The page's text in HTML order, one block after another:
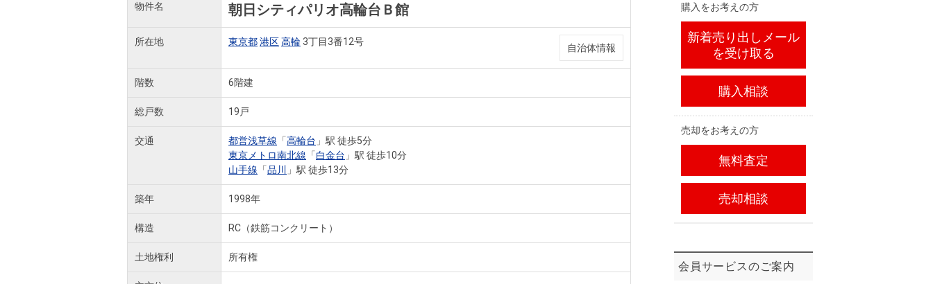
物件名 朝日シティパリオ高輪台Ｂ館
所在地 東京都港区高輪 3丁目3番12号
自治体情報
階数 6階建
総戸数 19戸
交通 都営浅草線 「高輪台 」駅 徒歩5分
東京メトロ南北線 「白金台 」駅 徒歩10分
山手線 「品川 」駅 徒歩13分
築年 1998年
構造 RC（鉄筋コンクリート）
土地権利 所有権
購入をお考えの方
新着売り出しメール
を受け取る
購入相談
売却をお考えの方
無料査定
売却相談
会員サービスのご案内